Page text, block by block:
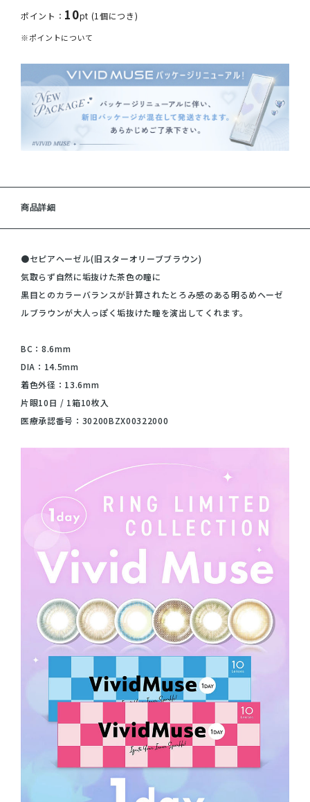
ポイント： 10pt (1個につき)
※ポイントについて
商品詳細
●セピアヘーゼル(旧スターオリーブブラウン)
気取らず自然に垢抜けた茶色の瞳に
黒目とのカラーバランスが計算されたとろみ感のある明るめヘーゼ
ルブラウンが大人っぽく垢抜けた瞳を演出してくれます。
BC：8.6mm
DIA：14.5mm
着色外径：13.6mm
片眼10日 / 1箱10枚入
医療承認番号：30200BZX00322000